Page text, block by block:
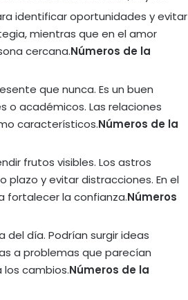
identificar oportunidades y evitar
mientras que en el amor
cercana.Números de la
que nunca. Es un buen
o académicos. Las relaciones
característicos.Números de la
frutos visibles. Los astros
y evitar distracciones. En el
fortalecer la confianza.Números
del día. Podrían surgir ideas
a problemas que parecían
cambios.Números de la